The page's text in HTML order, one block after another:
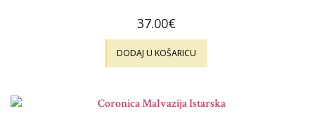
37.00€
DODAJ U KOŠARICU